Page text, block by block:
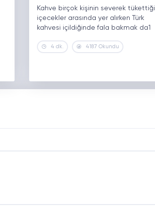
Kahve birçok kişinin severek tükettiği
içecekler arasında yer alırken Türk
kahvesi içildiğinde fala bakmak da1
4 dk. 4187 Okundu